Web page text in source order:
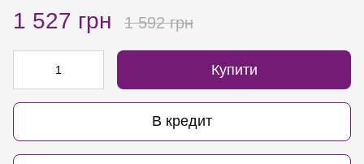
1 527 грн 1 592 грн
Купити
В кредит